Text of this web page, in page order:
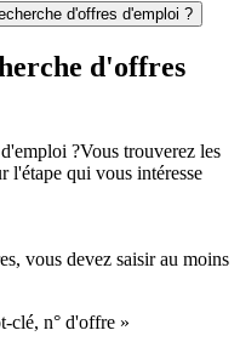
d'offres d'emploi ?
d'offres
?Vous trouverez les
l'étape qui vous intéresse
vous devez saisir au moins
clé, n° d'offre »